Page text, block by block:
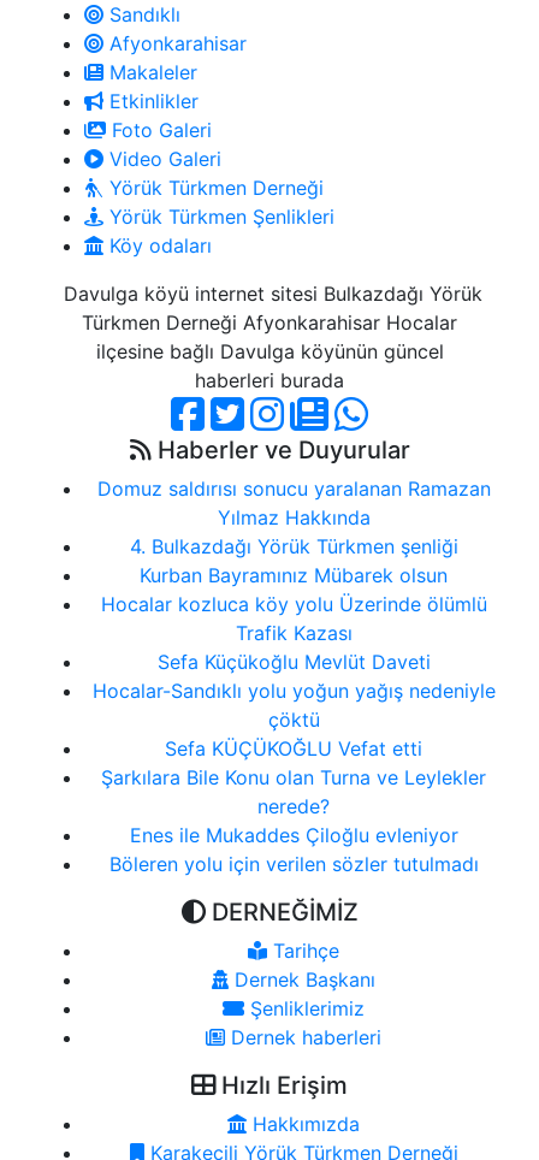
Sandıklı
Afyonkarahisar
Makaleler
Etkinlikler
Foto Galeri
Video Galeri
Yörük Türkmen Derneği
Yörük Türkmen Şenlikleri
Köy odaları
Davulga köyü internet sitesi Bulkazdağı Yörük
Türkmen Derneği Afyonkarahisar Hocalar
ilçesine bağlı Davulga köyünün güncel
haberleri burada
Haberler ve Duyurular
Domuz saldırısı sonucu yaralanan Ramazan
Yılmaz Hakkında
4. Bulkazdağı Yörük Türkmen şenliği
Kurban Bayramınız Mübarek olsun
Hocalar kozluca köy yolu Üzerinde ölümlü
Trafik Kazası
Sefa Küçükoğlu Mevlüt Daveti
Hocalar-Sandıklı yolu yoğun yağış nedeniyle
çöktü
Sefa KÜÇÜKOĞLU Vefat etti
Şarkılara Bile Konu olan Turna ve Leylekler
nerede?
Enes ile Mukaddes Çiloğlu evleniyor
Böleren yolu için verilen sözler tutulmadı
DERNEĞİMİZ
Tarihçe
Dernek Başkanı
Şenliklerimiz
Dernek haberleri
Hızlı Erişim
Hakkımızda
Karakeçili Yörük Türkmen Derneği